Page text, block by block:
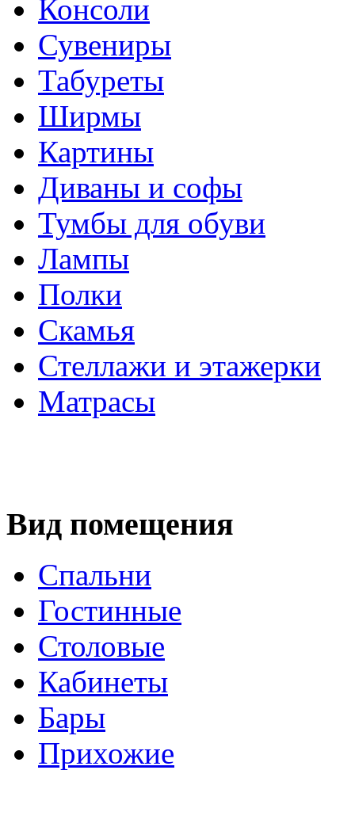
Консоли
Сувениры
Табуреты
Ширмы
Картины
Диваны и софы
Тумбы для обуви
Лампы
Полки
Скамья
Стеллажи и этажерки
Матрасы
Вид помещения
Спальни
Гостинные
Столовые
Кабинеты
Бары
Прихожие